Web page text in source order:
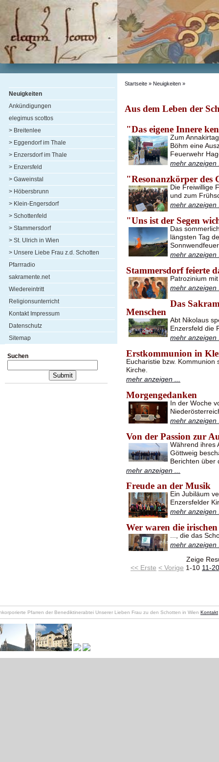
Neuigkeiten
Ankündigungen
elegimus scottos
> Breitenlee
> Eggendorf im Thale
> Enzersdorf im Thale
> Enzersfeld
> Gaweinstal
> Höbersbrunn
> Klein-Engersdorf
> Schottenfeld
> Stammersdorf
> St. Ulrich in Wien
> Unsere Liebe Frau z.d. Schotten
Pfarrradio
sakramente.net
Wiedereintritt
Religionsunterricht
Kontakt Impressum
Datenschutz
Sitemap
Suchen
Startseite » Neuigkeiten »
Aus dem Leben der
"Das eigene Innere
Zum
Böhm eine
Feuerwehr
mehr anzeigen
"Resonanzkörper des
Die Freiwillige
und zum
mehr anzeigen
"Uns ist der Segen
Das
längsten Tag
mehr anzeigen
Stammersdorf feierte
Patrozinium
mehr anzeigen
Das
Menschen
Abt Nikolaus
Enzersfeld die
mehr anzeigen
Erstkommunion in
Eucharistie bzw.
Kirche.
mehr anzeigen ...
Morgengedanken
In der Woche
mehr anzeigen
Von der Passion zur
Während ihres
Göttweig
Berichten über
mehr anzeigen ...
Freude an der Musik
Ein Jubiläum
Enzersfelder
mehr anzeigen
Wer waren die
..., die das
mehr anzeigen
Zeige
<< Erste < Vorige 1-10 11-20
Pfarren der Benediktinerabtei Unserer Lieben Frau zu den Schotten in Wien Kontakt